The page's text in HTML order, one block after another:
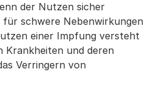
der Nutzen sicher
für schwere Nebenwirkungen
einer Impfung versteht
Krankheiten und deren
Verringern von